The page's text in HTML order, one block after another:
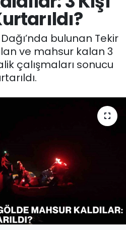
bulunan Tekir
ve mahsur kalan 3
çalışmaları sonucu
ve Fikstür